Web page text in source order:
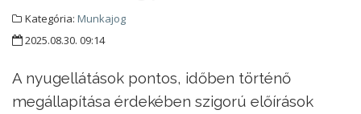
Kategória: Munkajog
2025.08.30. 09:14
A nyugellátások pontos, időben történő
megállapítása érdekében szigorú előírások